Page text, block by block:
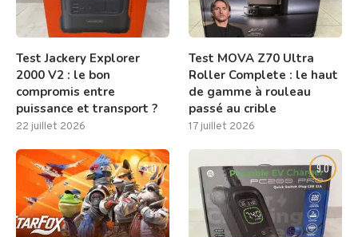
Test Jackery Explorer
2000 V2 : le bon
compromis entre
puissance et transport ?
22 juillet 2026
Test MOVA Z70 Ultra
Roller Complete : le haut
de gamme à rouleau
passé au crible
17 juillet 2026
8.0 9.0